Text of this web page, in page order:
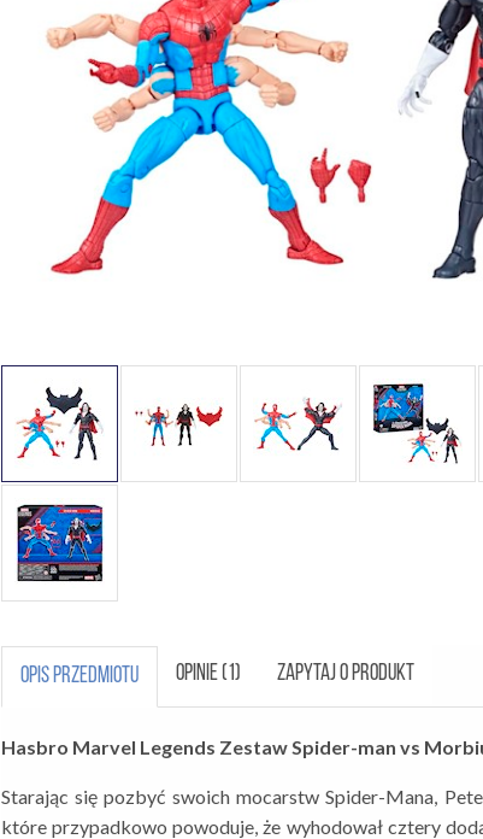
OPIS PRZEDMIOTU OPINIE (1) ZAPYTAJ O PRODUKT
Hasbro Marvel Legends Zestaw Spider-man vs
Starając się pozbyć swoich mocarstw Spider-Mana,
które przypadkowo powoduje, że wyhodował cztery